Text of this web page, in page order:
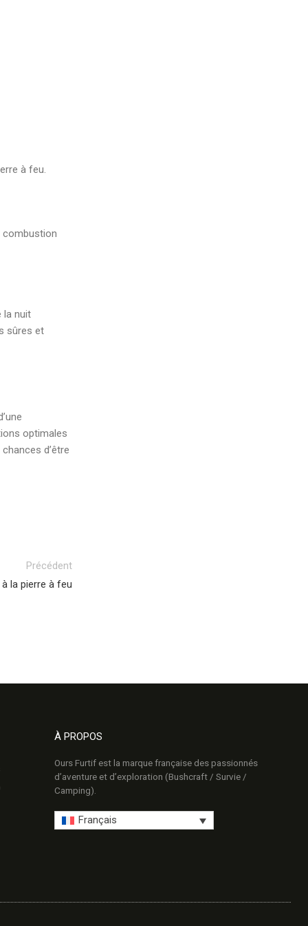
à feu.
combustion
la nuit
sûres et
optimales
d’être
Précédent
la pierre à feu
À PROPOS
Ours Furtif est la marque française des passionnés
d’aventure et d’exploration (Bushcraft / Survie /
Camping).
Français